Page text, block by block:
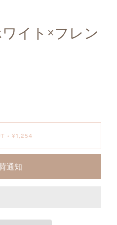
イト×フレン
• ¥1,254
通知